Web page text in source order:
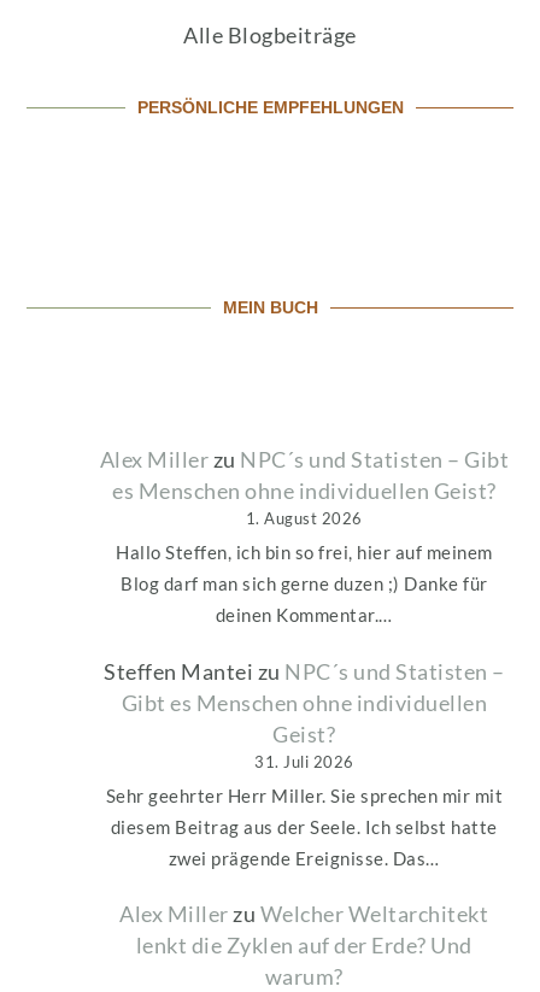
Alle Blogbeiträge
PERSÖNLICHE EMPFEHLUNGEN
MEIN BUCH
Alex Miller zu NPC´s und Statisten – Gibt
es Menschen ohne individuellen Geist?
1. August 2026
Hallo Steffen, ich bin so frei, hier auf meinem
Blog darf man sich gerne duzen ;) Danke für
deinen Kommentar.…
Steffen Mantei zu NPC´s und Statisten –
Gibt es Menschen ohne individuellen
Geist?
31. Juli 2026
Sehr geehrter Herr Miller. Sie sprechen mir mit
diesem Beitrag aus der Seele. Ich selbst hatte
zwei prägende Ereignisse. Das…
Alex Millerzu Welcher Weltarchitekt
lenkt die Zyklen auf der Erde? Und
warum?